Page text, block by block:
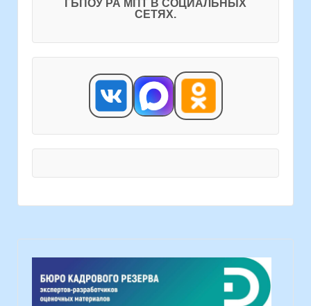
ГБПОУ РА МПТ В СОЦИАЛЬНЫХ
СЕТЯХ.